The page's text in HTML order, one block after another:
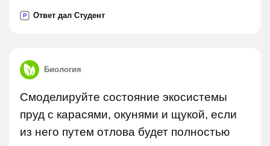
P Ответ дал Студент
Биология
Смоделируйте состояние экосистемы
пруд с карасями, окунями и щукой, если
из него путем отлова будет полностью